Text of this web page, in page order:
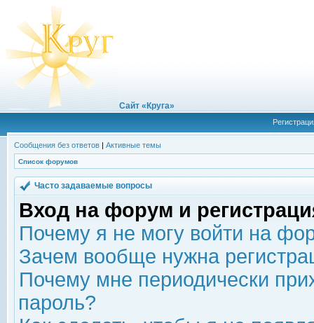
Сайт «Круга»
Сообщения без ответов | Активные темы
Список форумов
Часто задаваемые вопросы
Вход на форум и
Почему я не могу войти на
Зачем вообще нужна
Почему мне периодически
пароль?